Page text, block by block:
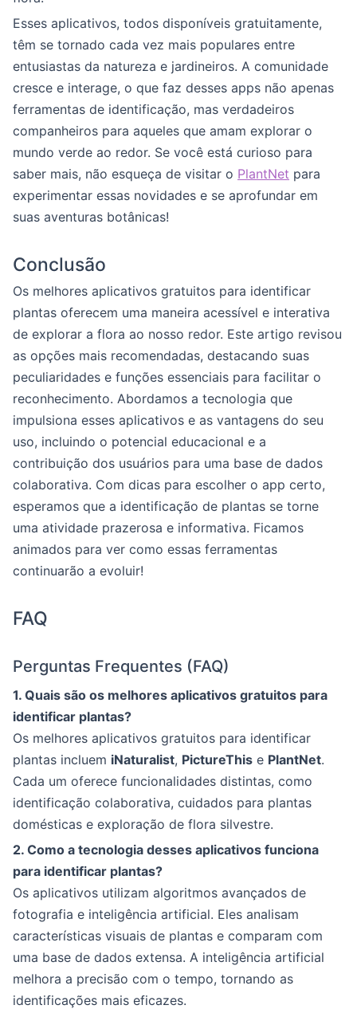
Esses aplicativos, todos disponíveis gratuitamente,
têm se tornado cada vez mais populares entre
entusiastas da natureza e jardineiros. A comunidade
cresce e interage, o que faz desses apps não apenas
ferramentas de identificação, mas verdadeiros
companheiros para aqueles que amam explorar o
mundo verde ao redor. Se você está curioso para
saber mais, não esqueça de visitar o PlantNet para
experimentar essas novidades e se aprofundar em
suas aventuras botânicas!
Conclusão
Os melhores aplicativos gratuitos para identificar
plantas oferecem uma maneira acessível e interativa
de explorar a flora ao nosso redor. Este artigo revisou
as opções mais recomendadas, destacando suas
peculiaridades e funções essenciais para facilitar o
reconhecimento. Abordamos a tecnologia que
impulsiona esses aplicativos e as vantagens do seu
uso, incluindo o potencial educacional e a
contribuição dos usuários para uma base de dados
colaborativa. Com dicas para escolher o app certo,
esperamos que a identificação de plantas se torne
uma atividade prazerosa e informativa. Ficamos
animados para ver como essas ferramentas
continuarão a evoluir!
FAQ
Perguntas Frequentes (FAQ)
1. Quais são os melhores aplicativos gratuitos para
identificar plantas?
Os melhores aplicativos gratuitos para identificar
plantas incluem iNaturalist, PictureThis e PlantNet.
Cada um oferece funcionalidades distintas, como
identificação colaborativa, cuidados para plantas
domésticas e exploração de flora silvestre.
2. Como a tecnologia desses aplicativos funciona
para identificar plantas?
Os aplicativos utilizam algoritmos avançados de
fotografia e inteligência artificial. Eles analisam
características visuais de plantas e comparam com
uma base de dados extensa. A inteligência artificial
melhora a precisão com o tempo, tornando as
identificações mais eficazes.